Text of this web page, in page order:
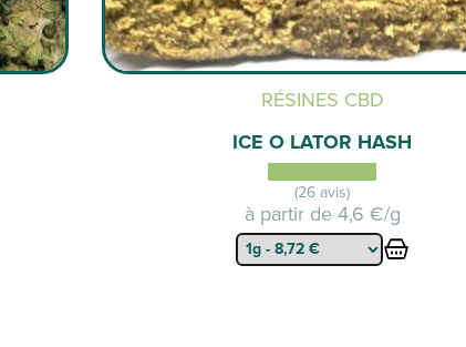
RÉSINES CBD
ICE O LATOR HASH
(26 avis)
à partir de 4,6 €/g